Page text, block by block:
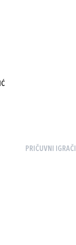
PRIČUVNI IGRAČI